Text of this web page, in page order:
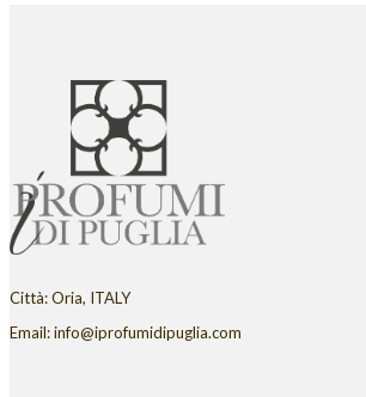
Città: Oria, ITALY
Email: info@iprofumidipuglia.com